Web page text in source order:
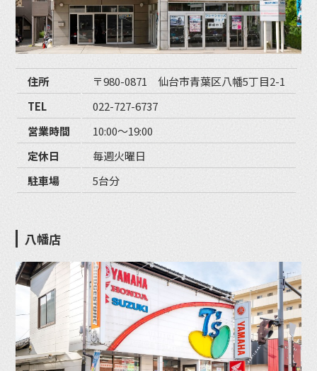
住所
〒980-0871 仙台市青葉区八幡5丁目2-1
TEL
022-727-6737
営業時間
10:00〜19:00
定休日
毎週火曜日
駐車場
5台分
八幡店